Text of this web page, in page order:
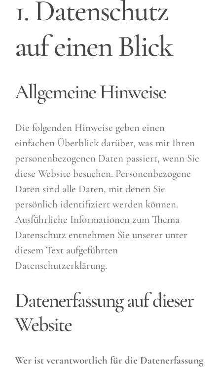
1. Datenschutz
auf einen Blick
Allgemeine Hinweise
Die folgenden Hinweise geben einen
einfachen Überblick darüber, was mit Ihren
personenbezogenen Daten passiert, wenn Sie
diese Website besuchen. Personenbezogene
Daten sind alle Daten, mit denen Sie
persönlich identifiziert werden können.
Ausführliche Informationen zum Thema
Datenschutz entnehmen Sie unserer unter
diesem Text aufgeführten
Datenschutzerklärung.
Datenerfassung auf dieser
Website
Wer ist verantwortlich für die Datenerfassung